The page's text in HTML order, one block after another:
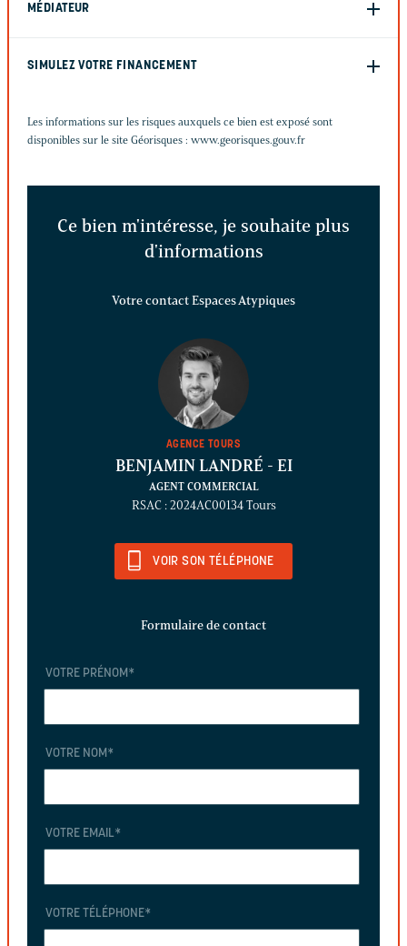
MÉDIATEUR
SIMULEZ VOTRE FINANCEMENT
Les informations sur les risques auxquels ce bien est exposé sont
disponibles sur le site Géorisques : www.georisques.gouv.fr
Ce bien m'intéresse, je souhaite plus
d'informations
Votre contact Espaces Atypiques
AGENCE TOURS
BENJAMIN LANDRÉ - EI
AGENT COMMERCIAL
RSAC : 2024AC00134 Tours
VOIR SON TÉLÉPHONE
Formulaire de contact
VOTRE PRÉNOM *
VOTRE NOM *
VOTRE EMAIL*
VOTRE TÉLÉPHONE*